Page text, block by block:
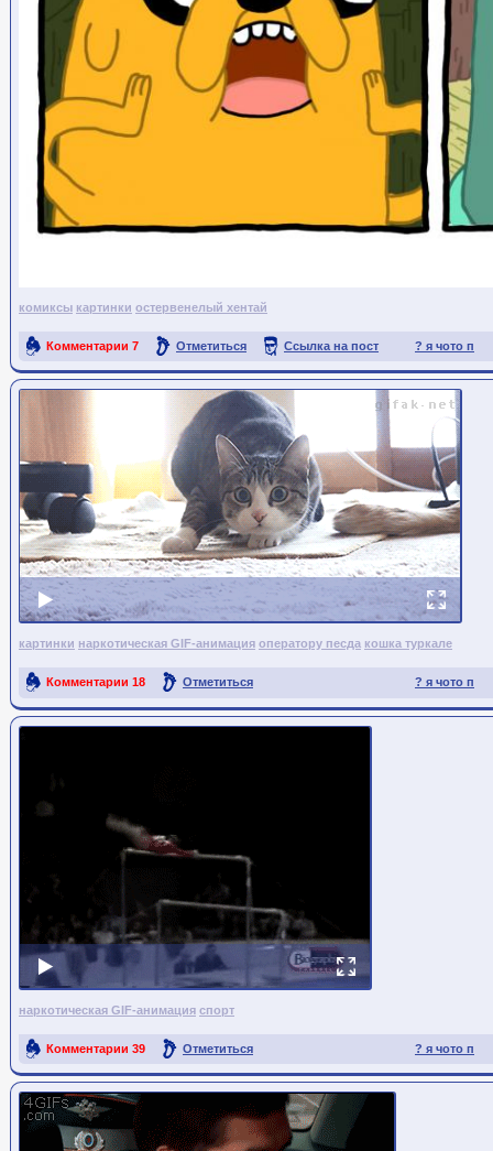
комиксы картинки остервенелый хентай
? я чото п
Комментарии 7 Отметиться Ссылка на пост
картинки наркотическая GIF-анимация оператору песда кошка туркале
? я чото п
Комментарии 18 Отметиться
Ссылка на пост
наркотическая GIF-анимация спорт
? я чото п
Комментарии 39 Отметиться
Ссылка на пост